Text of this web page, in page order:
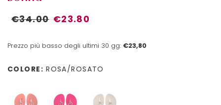
€34.00 €23.80
Prezzo più basso degli ultimi 30 gg: €23,80
COLORE: ROSA/ROSATO